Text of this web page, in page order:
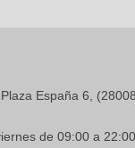
España 6,
de 09:00 a